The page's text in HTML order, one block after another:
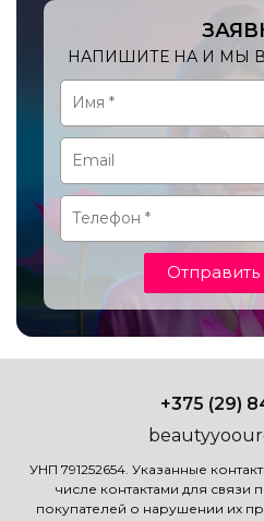
НАПИШИТЕ НА И МЫ
Отправить
+375 (29)
УНП 791252654. Указанные
числе контактами для
покупателей о нарушении их